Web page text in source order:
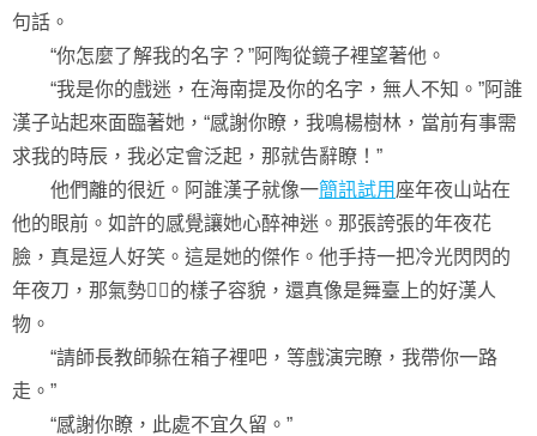
句話。
“你怎麼了解我的名字？”阿陶從鏡子裡望著他。
“我是你的戲迷，在海南提及你的名字，無人不知。”阿誰
漢子站起來面臨著她，“感謝你瞭，我鳴楊樹林，當前有事需
求我的時辰，我必定會泛起，那就告辭瞭！”
他們離的很近。阿誰漢子就像一簡訊試用 座年夜山站在
他的眼前。如許的感覺讓她心醉神迷。那張誇張的年夜花
臉，真是逗人好笑。這是她的傑作。他手持一把冷光閃閃的
年夜刀，那氣勢的樣子容貌，還真像是舞臺上的好漢人
物。
“請師長教師躲在箱子裡吧，等戲演完瞭，我帶你一路
走。”
“感謝你瞭，此處不宜久留。”